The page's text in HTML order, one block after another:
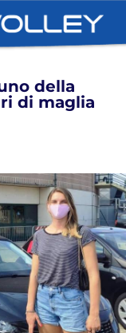
della
di maglia